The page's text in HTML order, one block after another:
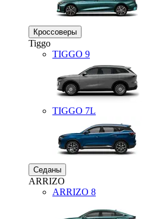
Кроссоверы
Tiggo
TIGGO 9
TIGGO 7L
Седаны
ARRIZO
ARRIZO 8